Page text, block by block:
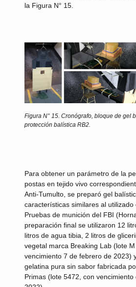
la Figura N° 15.
Figura N° 15. Cronógrafo, bloque de gel
protección balística RB2.
Para obtener un parámetro de la
postas en tejido vivo
Anti-Tumulto, se preparó gel
características similares al
Pruebas de munición del FBI
preparación final se utilizaron 12
litros de agua tibia, 2 litros de
vegetal marca Breaking Lab (lote
vencimiento 7 de febrero de 2023)
gelatina pura sin sabor fabricada
Primas (lote 5472, con